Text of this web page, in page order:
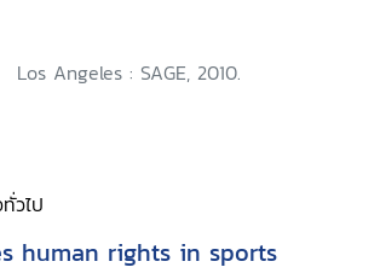
Los Angeles : SAGE, 2010.
วไป
human rights in sports